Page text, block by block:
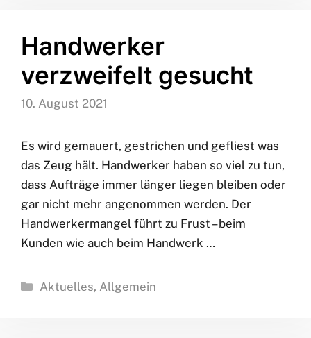
Handwerker
verzweifelt gesucht
10. August 2021
Es wird gemauert, gestrichen und gefliest was
das Zeug hält. Handwerker haben so viel zu tun,
dass Aufträge immer länger liegen bleiben oder
gar nicht mehr angenommen werden. Der
Handwerkermangel führt zu Frust – beim
Kunden wie auch beim Handwerk …
Kategorien
Aktuelles, Allgemein